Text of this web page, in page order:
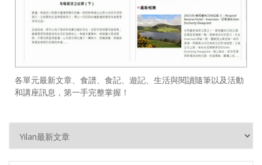
各單元最新文章、食譜、食記、遊記、生活與閱讀隨筆以及活動
和講座訊息，第一手完整掌握！